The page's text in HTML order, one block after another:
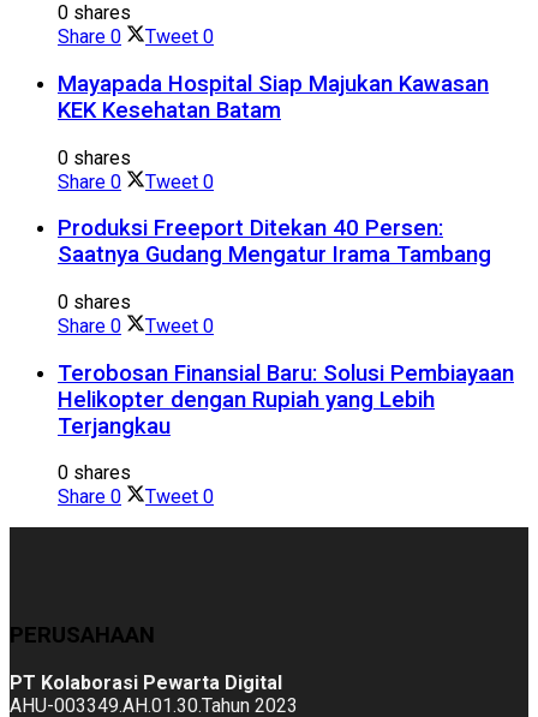
0 shares
Share 0 Tweet 0
Mayapada Hospital Siap Majukan Kawasan
KEK Kesehatan Batam
0 shares
Share 0 Tweet 0
Produksi Freeport Ditekan 40 Persen:
Saatnya Gudang Mengatur Irama Tambang
0 shares
Share 0 Tweet 0
Terobosan Finansial Baru: Solusi Pembiayaan
Helikopter dengan Rupiah yang Lebih
Terjangkau
0 shares
Share 0 Tweet 0
PERUSAHAAN
PT Kolaborasi Pewarta Digital
AHU-003349.AH.01.30.Tahun 2023